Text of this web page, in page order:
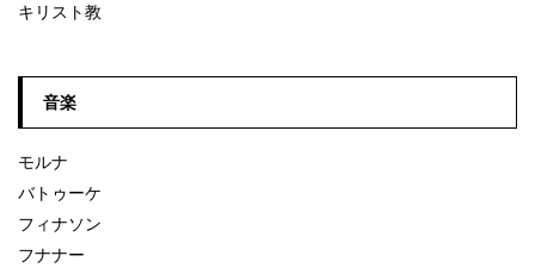
キリスト教
音楽
モルナ
バトゥーケ
フィナソン
フナナー